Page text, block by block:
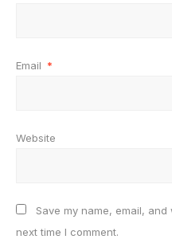
Email *
Website
Save my name, email,
next time I comment.